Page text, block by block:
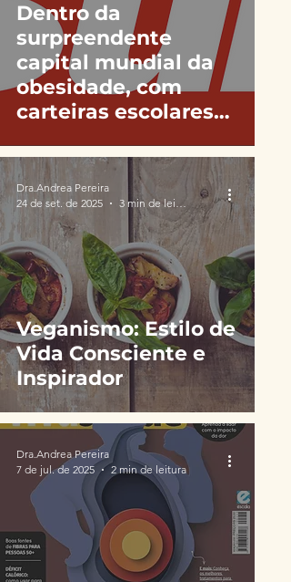
Dentro da
surpreendente
capital mundial da
obesidade, com
carteiras escolares
especiais nos
ônibus... E o roubo
de canetas
emagrecedoras é
desenfreado
Veganismo: Estilo de
Vida Consciente e
Inspirador
Dra.Andrea Pereira
24 de set. de 2025
3 min de leitura
Dra.Andrea Pereira
7 de jul. de 2025
2 min de leitura